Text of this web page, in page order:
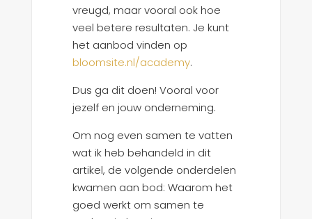
vreugd, maar vooral ook hoe
veel betere resultaten. Je kunt
het aanbod vinden op
bloomsite.nl/academy.
Dus ga dit doen! Vooral voor
jezelf en jouw onderneming.
Om nog even samen te vatten
wat ik heb behandeld in dit
artikel, de volgende onderdelen
kwamen aan bod: Waarom het
goed werkt om samen te